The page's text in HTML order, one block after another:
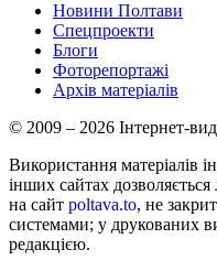
Новини Полтави
Спецпроекти
Блоги
Фоторепортажі
Архів матеріалів
© 2009 – 2026 Інтернет-
Використання матеріалів
інших сайтах
на сайт poltava.to, не
системами; у друкованих
редакцією.